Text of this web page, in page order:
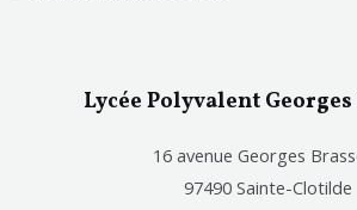
Lycée Polyvalent
16 avenue Georges
97490 Sainte-Clotilde